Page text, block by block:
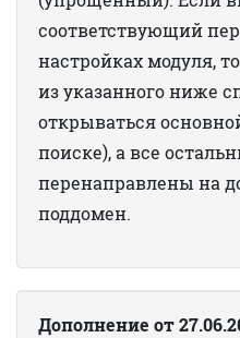
соответствующий
настройках модуля,
из указанного ниже
открываться
поиске), а все
перенаправлены на
поддомен.
Дополнение от